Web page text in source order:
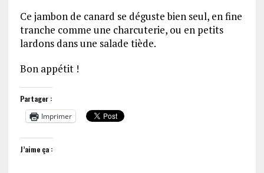
Ce jambon de canard se déguste bien seul, en fine
tranche comme une charcuterie, ou en petits
lardons dans une salade tiède.
Bon appétit !
Partager :
Imprimer
J’aime ça :